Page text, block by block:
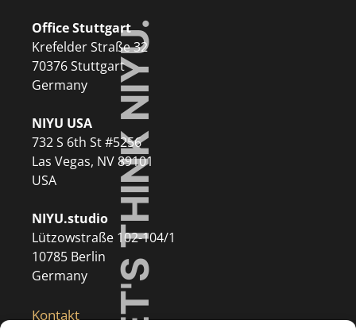
Office Stuttgart
Krefelder Straße 32
70376 Stuttgart
Germany
NIYU USA
732 S 6th St #5256
Las Vegas, NV 89101
USA
NIYU.studio
Lützowstraße 102-104/1
10785 Berlin
Germany
Kontakt